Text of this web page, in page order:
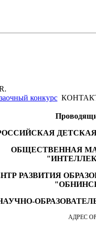
конкурс
ОБЩЕСТВЕННАЯ
РАЗВИТИЯ
АДРЕС